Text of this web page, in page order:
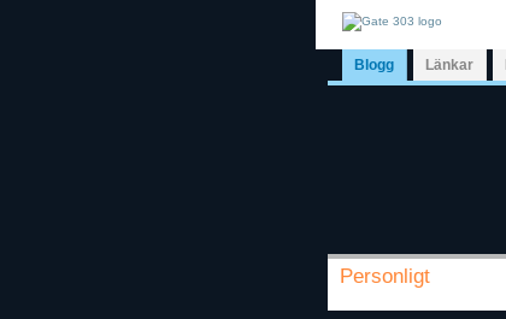
Blogg Länkar
Personligt